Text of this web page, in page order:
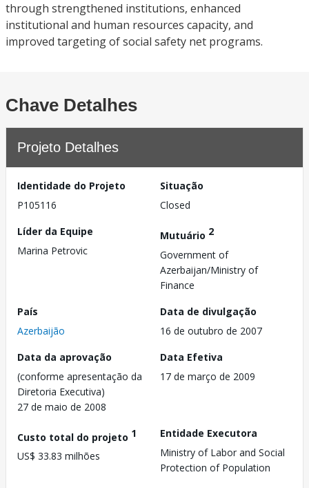
through strengthened institutions, enhanced
institutional and human resources capacity, and
improved targeting of social safety net programs.
Chave Detalhes
Projeto Detalhes
Identidade do Projeto
P105116
Situação
Closed
Líder da Equipe
Marina Petrovic
Mutuário 2
Government of
Azerbaijan/Ministry of
Finance
País
Azerbaijão
Data de divulgação
16 de outubro de 2007
Data da aprovação
(conforme apresentação da
Diretoria Executiva)
27 de maio de 2008
Data Efetiva
17 de março de 2009
Custo total do projeto 1
US$ 33.83 milhões
Entidade Executora
Ministry of Labor and Social
Protection of Population